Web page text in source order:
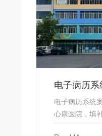
电子病历
电子病历系统
心康医院，填补